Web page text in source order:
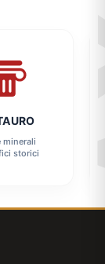
minerali
storici